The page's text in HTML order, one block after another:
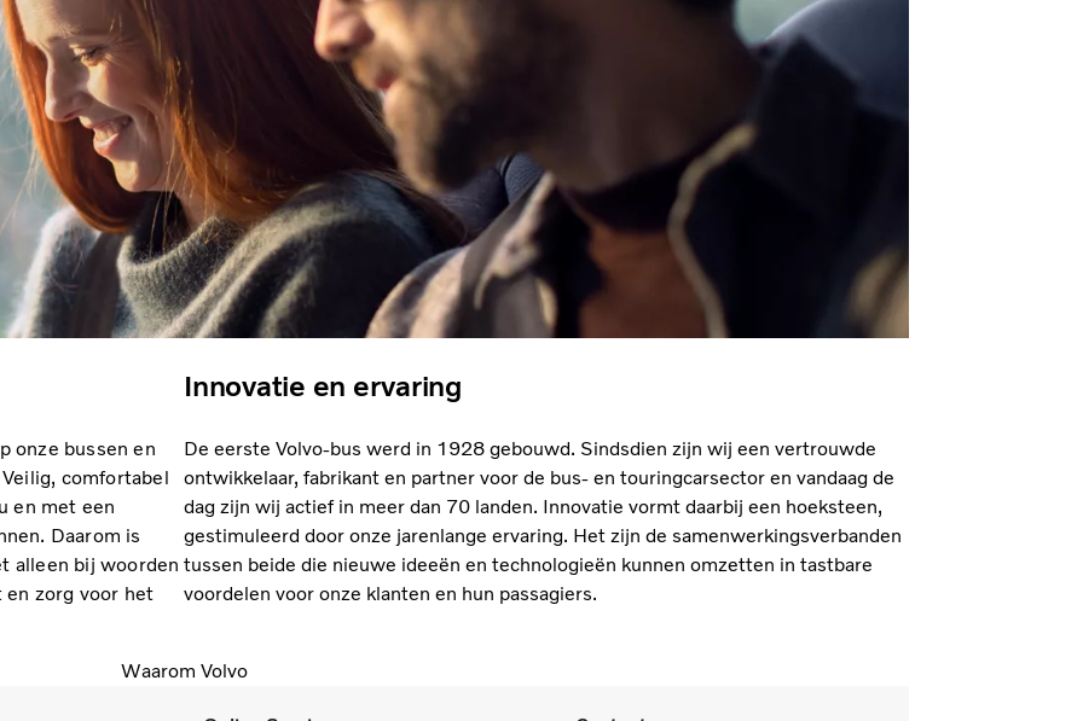
onze bussen en
comfortabel
en met een
Daarom is
alleen bij woorden
zorg voor het
Innovatie en ervaring
De eerste Volvo-bus werd in 1928 gebouwd. Sindsdien zijn wij een vertrouwde
ontwikkelaar, fabrikant en partner voor de bus- en touringcarsector en vandaag de
dag zijn wij actief in meer dan 70 landen. Innovatie vormt daarbij een hoeksteen,
gestimuleerd door onze jarenlange ervaring. Het zijn de samenwerkingsverbanden
tussen beide die nieuwe ideeën en technologieën kunnen omzetten in tastbare
voordelen voor onze klanten en hun passagiers.
Waarom Volvo